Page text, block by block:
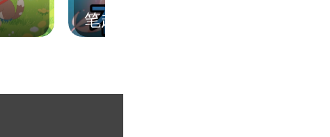
笔趣阁版本大全